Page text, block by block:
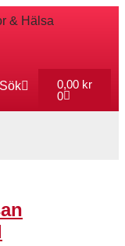
Sök 0,00 kr
0